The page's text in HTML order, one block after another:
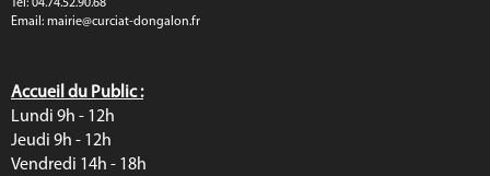
Tel: 04.74.52.90.68
Email: mairie@curciat-dongalon.fr
Accueil du Public :
Lundi 9h - 12h
Jeudi 9h - 12h
Vendredi 14h - 18h